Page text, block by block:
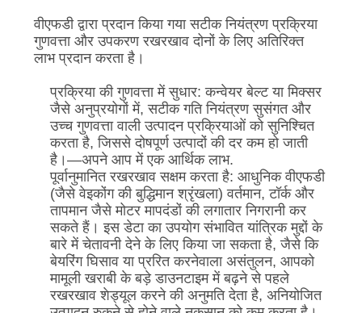
वीएफडी द्वारा प्रदान किया गया सटीक नियंत्रण प्रक्रिया
गुणवत्ता और उपकरण रखरखाव दोनों के लिए अतिरिक्त
लाभ प्रदान करता है।
प्रक्रिया की गुणवत्ता में सुधार: कन्वेयर बेल्ट या मिक्सर
जैसे अनुप्रयोगों में, सटीक गति नियंत्रण सुसंगत और
उच्च गुणवत्ता वाली उत्पादन प्रक्रियाओं को सुनिश्चित
करता है, जिससे दोषपूर्ण उत्पादों की दर कम हो जाती
है। —अपने आप में एक आर्थिक लाभ.
पूर्वानुमानित रखरखाव सक्षम करता है: आधुनिक वीएफडी
(जैसे वेइकोंग की बुद्धिमान श्रृंखला) वर्तमान, टॉर्क और
तापमान जैसे मोटर मापदंडों की लगातार निगरानी कर
सकते हैं। इस डेटा का उपयोग संभावित यांत्रिक मुद्दों के
बारे में चेतावनी देने के लिए किया जा सकता है, जैसे कि
बेयरिंग घिसाव या प्ररित करनेवाला असंतुलन, आपको
मामूली खराबी के बड़े डाउनटाइम में बढ़ने से पहले
रखरखाव शेड्यूल करने की अनुमति देता है, अनियोजित